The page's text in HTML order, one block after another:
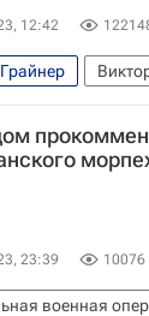
12:42
23:39 10076
военная